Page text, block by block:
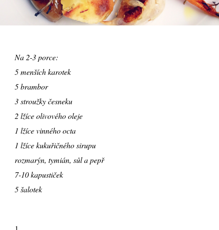
Na 2-3 porce:
5 menších karotek
5 brambor
3 stroužky česneku
2 lžíce olivového oleje
1 lžíce vinného octa
1 lžíce kukuřičného sirupu
rozmarýn, tymián, sůl a pepř
7-10 kapustiček
5 šalotek